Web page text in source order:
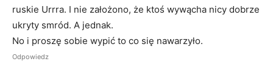
ruskie Urrra. I nie założono, że ktoś wywącha nicy dobrze
ukryty smród. A jednak.
No i proszę sobie wypić to co się nawarzyło.
Odpowiedz